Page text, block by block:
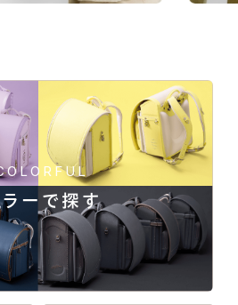
しい黒。力強くてしなやか、軽さ
き」や「ワクワク」を叶え
ザインと100超のカラーライ
ル探しは、お子さまの“感
が花開く絶好のチャンス。
ーで探す